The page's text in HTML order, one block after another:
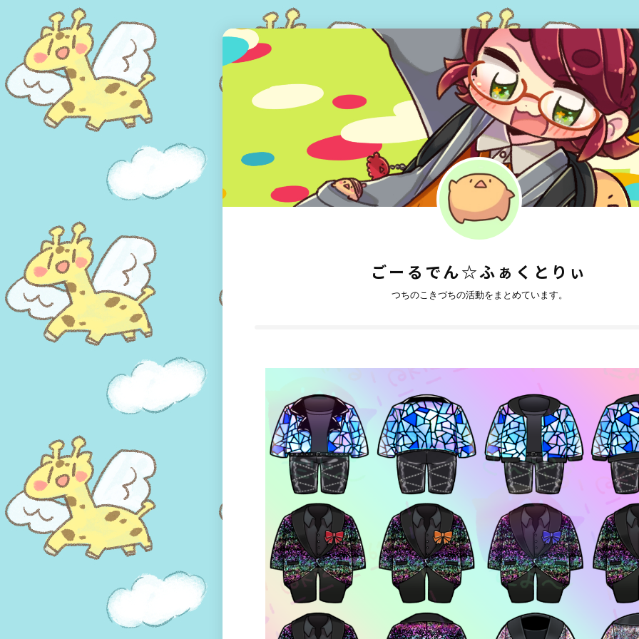
ごーるでん☆ふぁくとりぃ
つちのこきづちの活動をまとめています。